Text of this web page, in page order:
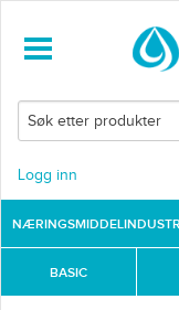
Logg inn
BASIC